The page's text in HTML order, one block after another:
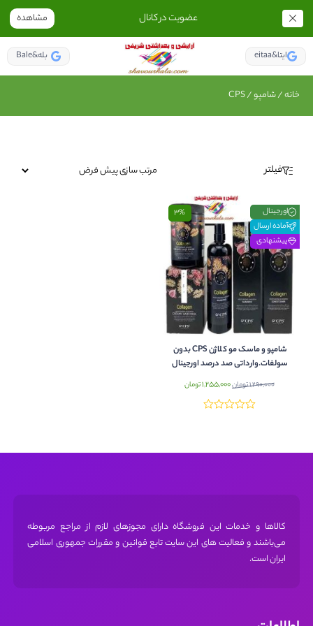
عضویت در کانال مشاهده
eitaa&ایتا Bale&بله
خانه/شامپو/ CPS
فیلتر
3%
اورجینال
آماده ارسال
پیشنهادی
شامپو و ماسک مو کلاژن CPS بدون
سولفات.وارداتی صد درصد اورجینال
1,290,000تومانقیمت
اصلی:
1,255,000تومان
کالاها و خدمات این فروشگاه دارای مجوز‌های لازم از مراجع مربوطه
می‌باشند و فعالیت های این سایت تابع قوانین و مقررات جمهوری اسلامی
ایران است.